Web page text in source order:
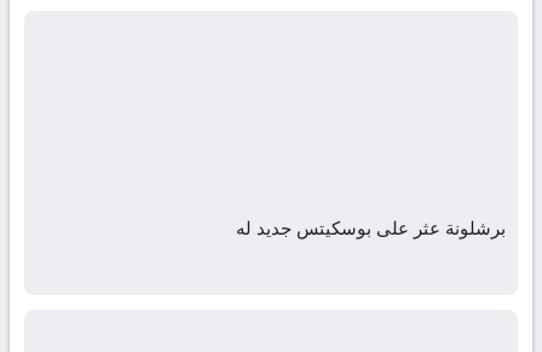
برشلونة عثر على بوسكيتس جديد له